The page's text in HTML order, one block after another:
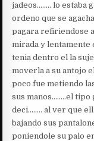
jadeos…….. lo estaba
ordeno que se
pagara refiriendose
mirada y lentamente
tenia dentro el la
moverla a su antojo
poco fue metiendo
sus manos……..el tipo
deci…….. al ver que
bajando sus
poniendole su palo